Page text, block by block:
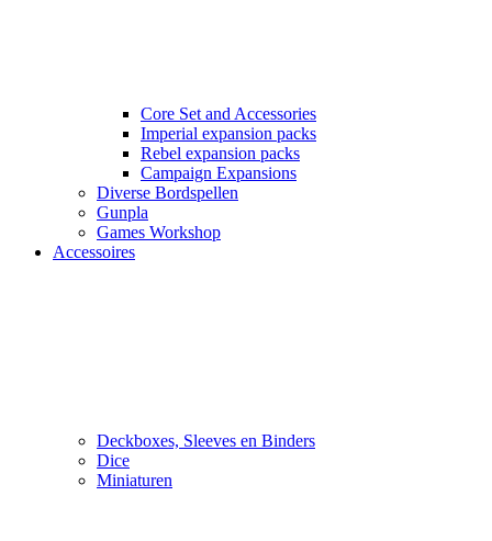
Core Set and Accessories
Imperial expansion packs
Rebel expansion packs
Campaign Expansions
Diverse Bordspellen
Gunpla
Games Workshop
Accessoires
Deckboxes, Sleeves en Binders
Dice
Miniaturen